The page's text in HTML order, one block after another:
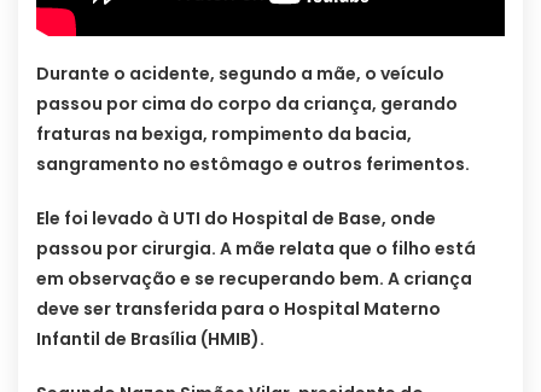
Durante o acidente, segundo a mãe, o veículo
passou por cima do corpo da criança, gerando
fraturas na bexiga, rompimento da bacia,
sangramento no estômago e outros ferimentos.
Ele foi levado à UTI do Hospital de Base, onde
passou por cirurgia. A mãe relata que o filho está
em observação e se recuperando bem. A criança
deve ser transferida para o Hospital Materno
Infantil de Brasília (HMIB).